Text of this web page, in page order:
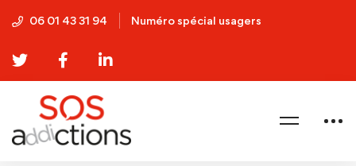
06 01 43 31 94 Numéro spécial usagers